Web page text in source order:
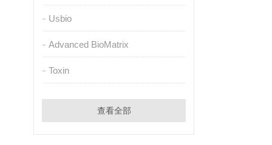
Usbio
Advanced BioMatrix
Toxin
查看全部